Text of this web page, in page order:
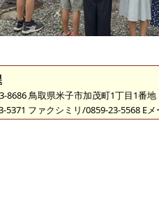
8686 鳥取県米子市加茂町1丁目1番地
5371 ファクシミリ/0859-23-5568 E